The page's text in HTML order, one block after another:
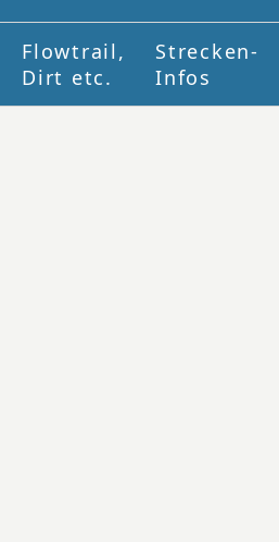
Flowtrail,
Dirt etc.
Strecken-
Infos